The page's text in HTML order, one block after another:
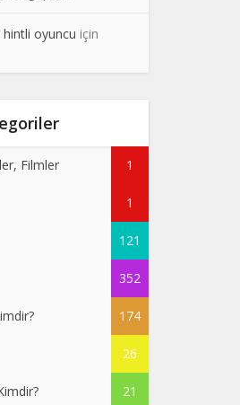
hintli oyuncu için
Filmler 1
1
121
352
174
26
21